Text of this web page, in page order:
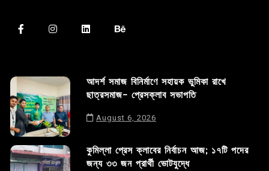
আদর্শ সমাজ বিনির্মাণে সহায়ক ভুমিকা রাখে
ছাত্রসমাজ- প্রেসক্লাব সভাপতি
August 6, 2026
কুমিল্লা প্রেস ক্লাবের নির্বাচন আজ; ১৭টি পদের
জন্য ৩৩ জন প্রার্থী ভোটযুদ্ধে